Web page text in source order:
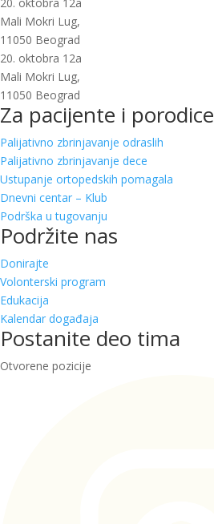
Mali Mokri Lug,
11050 Beograd
20. oktobra 12a
Mali Mokri Lug,
11050 Beograd
Za pacijente i porodice
Palijativno zbrinjavanje odraslih
Palijativno zbrinjavanje dece
Ustupanje ortopedskih pomagala
Dnevni centar – Klub
Podrška u tugovanju
Podržite nas
Donirajte
Volonterski program
Edukacija
Kalendar događaja
Postanite deo tima
Otvorene pozicije